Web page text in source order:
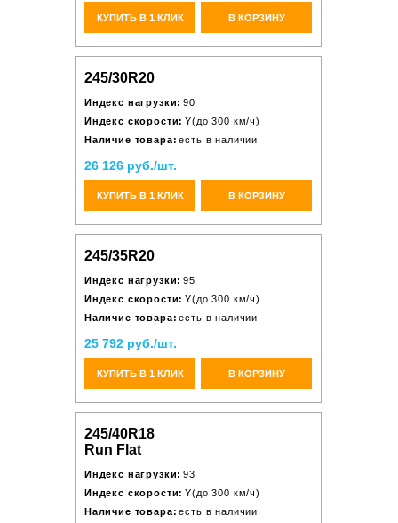
КУПИТЬ В 1 КЛИК В КОРЗИНУ
245/30R20
Индекс нагрузки: 90
Индекс скорости: Y(до 300 км/ч)
Наличие товара: есть в наличии
26 126 руб./шт.
КУПИТЬ В 1 КЛИК В КОРЗИНУ
245/35R20
Индекс нагрузки: 95
Индекс скорости: Y(до 300 км/ч)
Наличие товара: есть в наличии
25 792 руб./шт.
КУПИТЬ В 1 КЛИК В КОРЗИНУ
245/40R18
Run Flat
Индекс нагрузки: 93
Индекс скорости: Y(до 300 км/ч)
Наличие товара: есть в наличии